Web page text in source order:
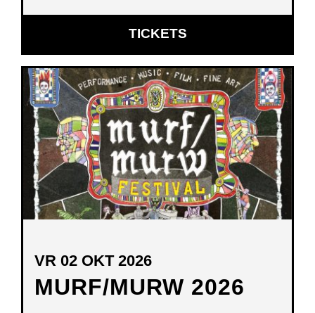
TICKETSOPENT
IN
NIEUW
VENSTER
MURF/MURW 2026
VR 02 OKT 2026